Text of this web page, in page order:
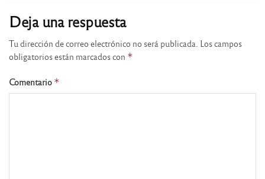
Deja una respuesta
Tu dirección de correo electrónico no será publicada. Los campos
obligatorios están marcados con *
Comentario *